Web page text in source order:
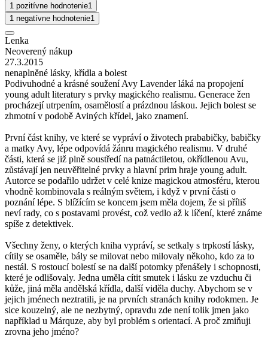
1 pozitívne hodnotenie1
1 negatívne hodnotenie1
Lenka
Neoverený nákup
27.3.2015
nenaplněné lásky, křídla a bolest
Podivuhodné a krásné soužení Avy Lavender láká na propojení
young adult literatury s prvky magického realismu. Generace žen
procházejí utrpením, osamělostí a prázdnou láskou. Jejich bolest se
zhmotní v podobě Aviných křídel, jako znamení.
První část knihy, ve které se vypráví o životech prababičky, babičky
a matky Avy, lépe odpovídá žánru magického realismu. V druhé
části, která se již plně soustředí na patnáctiletou, okřídlenou Avu,
zůstávají jen neuvěřitelné prvky a hlavní prim hraje young adult.
Autorce se podařilo udržet v celé knize magickou atmosféru, kterou
vhodně kombinovala s reálným světem, i když v první části o
poznání lépe. S blížícím se koncem jsem měla dojem, že si příliš
neví rady, co s postavami provést, což vedlo až k líčení, které známe
spíše z detektivek.
Všechny ženy, o kterých kniha vypráví, se setkaly s trpkostí lásky,
cítily se osaměle, bály se milovat nebo milovaly někoho, kdo za to
nestál. S rostoucí bolestí se na další potomky přenášely i schopnosti,
které je odlišovaly. Jedna uměla cítit smutek i lásku ze vzduchu či
kůže, jiná měla andělská křídla, další viděla duchy. Abychom se v
jejich jménech neztratili, je na prvních stranách knihy rodokmen. Je
sice kouzelný, ale ne nezbytný, opravdu zde není tolik jmen jako
například u Márquze, aby byl problém s orientací. A proč zmiňuji
zrovna jeho jméno?